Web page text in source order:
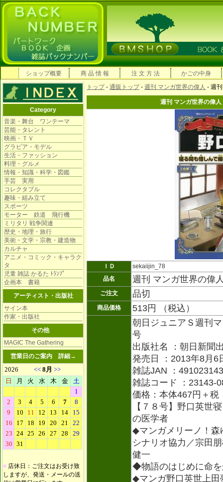
ショップ概要 商 品 情 報 注 文 方 法 かごの中身
Category
音楽・舞台 ワンテーマ
芸能・タレント
映画・ＴＶ
グラビア・モデル
生活・ファッション
料理・グルメ
情報・知識・科学・図鑑
手芸 実用
コレクタブル
趣味・組み立て
スポーツ
モーター 鉄道 飛行機
ミリタリ 戦争関連
歴史・地理・旅行
美術・文学・宗教・建造物
カルチャ
アニメ・コミック・キャラク
タ
児童 雑誌 かるた ﾄﾗﾝﾌﾟ
企画本 書籍
アーティスト・出版社
サイン本
作家・出版社
その他
MAGIC The Gathering
営業日のご案内 詳細→
■ 店休日：ご注文はお受け致
しますが、発送・メールの送
トップ- 通販トップ- 週刊 マンガ世界の偉人 - 週
週刊 マンガ世界の
ＩＤ
sekaiijin_78
品名
週刊 マンガ世界の
ご注文 品切
商品価格 513円 （税込）
朝日ジュニアＳ週刊
号
出版社名 ：朝日新聞
発売日 ：2013年8月6
雑誌JAN ：
雑誌コード ：23143-
価格：本体467円＋税
【７８号】野口英世
の医学者
◆マンガメリーノ！森
シナリオ協力／宗田
健一
◆物語のはじめに命
◆マンガ野口英世上田